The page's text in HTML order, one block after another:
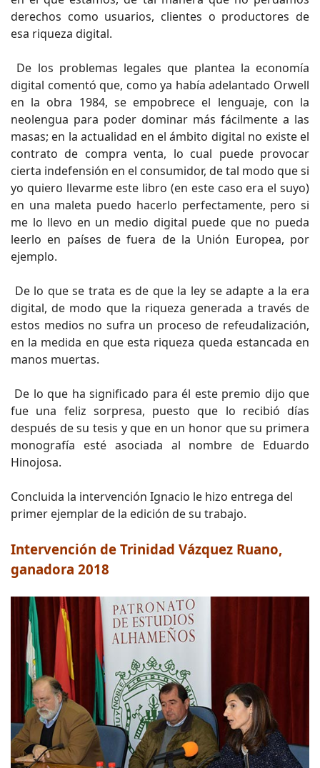
derechos como usuarios, clientes o productores de
esa riqueza digital.
De los problemas legales que plantea la economía
digital comentó que, como ya había adelantado Orwell
en la obra 1984, se empobrece el lenguaje, con la
neolengua para poder dominar más fácilmente a las
masas; en la actualidad en el ámbito digital no existe el
contrato de compra venta, lo cual puede provocar
cierta indefensión en el consumidor, de tal modo que si
yo quiero llevarme este libro (en este caso era el suyo)
en una maleta puedo hacerlo perfectamente, pero si
me lo llevo en un medio digital puede que no pueda
leerlo en países de fuera de la Unión Europea, por
ejemplo.
De lo que se trata es de que la ley se adapte a la era
digital, de modo que la riqueza generada a través de
estos medios no sufra un proceso de refeudalización,
en la medida en que esta riqueza queda estancada en
manos muertas.
De lo que ha significado para él este premio dijo que
fue una feliz sorpresa, puesto que lo recibió días
después de su tesis y que en un honor que su primera
monografía esté asociada al nombre de Eduardo
Hinojosa.
Concluida la intervención Ignacio le hizo entrega del
primer ejemplar de la edición de su trabajo.
Intervención de Trinidad Vázquez Ruano,
ganadora 2018